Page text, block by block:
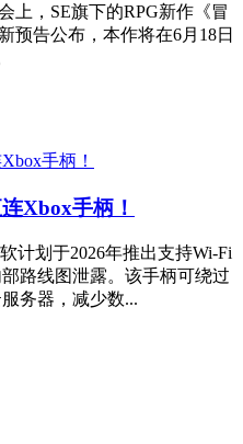
上，SE旗下的RPG新作《冒
预告公布，本作将在6月18日
Xbox手柄！
计划于2026年推出支持Wi-Fi
路线图泄露。该手柄可绕过
务器，减少数...